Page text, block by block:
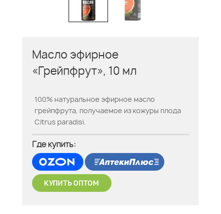
Масло эфирное
«Грейпфрут», 10 мл
100% натуральное эфирное масло
грейпфрута, получаемое из кожуры плода
Citrus paradisi.
Где купить: